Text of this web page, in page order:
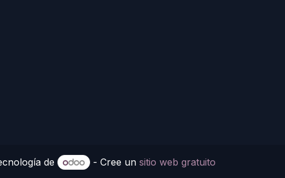
de - Cree un sitio web gratuito